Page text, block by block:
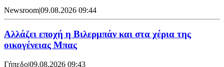
Newsroom|09.08.2026 09:44
Aλλάζει εποχή η Βιλερμπάν και στα χέρια της
οικογένειας Μπας
Γήπεδο|09.08.2026 09:43